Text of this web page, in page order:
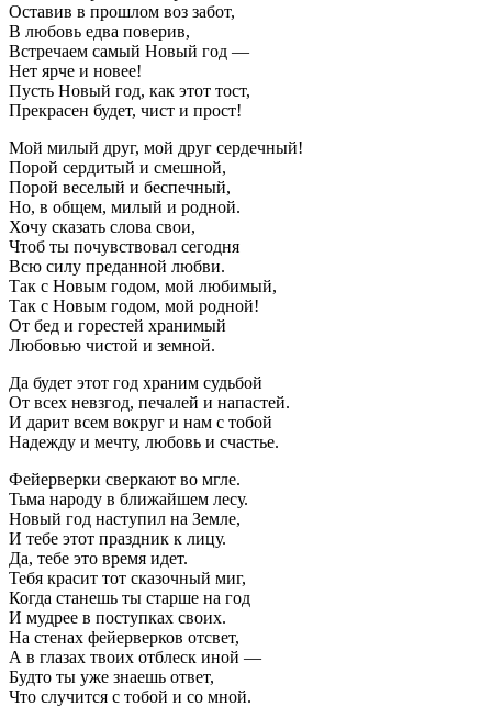
Оставив в прошлом воз забот,
В любовь едва поверив,
Встречаем самый Новый год —
Нет ярче и новее!
Пусть Новый год, как этот тост,
Прекрасен будет, чист и прост!
Мой милый друг, мой друг сердечный!
Порой сердитый и смешной,
Порой веселый и беспечный,
Но, в общем, милый и родной.
Хочу сказать слова свои,
Чтоб ты почувствовал сегодня
Всю силу преданной любви.
Так с Новым годом, мой любимый,
Так с Новым годом, мой родной!
От бед и горестей хранимый
Любовью чистой и земной.
Да будет этот год храним судьбой
От всех невзгод, печалей и напастей.
И дарит всем вокруг и нам с тобой
Надежду и мечту, любовь и счастье.
Фейерверки сверкают во мгле.
Тьма народу в ближайшем лесу.
Новый год наступил на Земле,
И тебе этот праздник к лицу.
Да, тебе это время идет.
Тебя красит тот сказочный миг,
Когда станешь ты старше на год
И мудрее в поступках своих.
На стенах фейерверков отсвет,
А в глазах твоих отблеск иной —
Будто ты уже знаешь ответ,
Что случится с тобой и со мной.